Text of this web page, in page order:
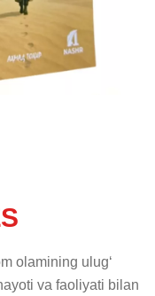
olamining ulugʻ
va faoliyati bilan